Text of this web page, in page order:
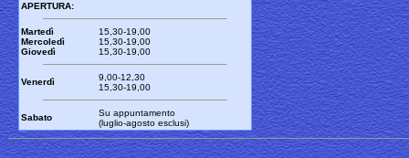
APERTURA:
Martedì
Mercoledì
Giovedì
15,30-19,00
15,30-19,00
15,30-19,00
Venerdì
9,00-12,30
15,30-19,00
Sabato
Su appuntamento
(luglio-agosto esclusi)